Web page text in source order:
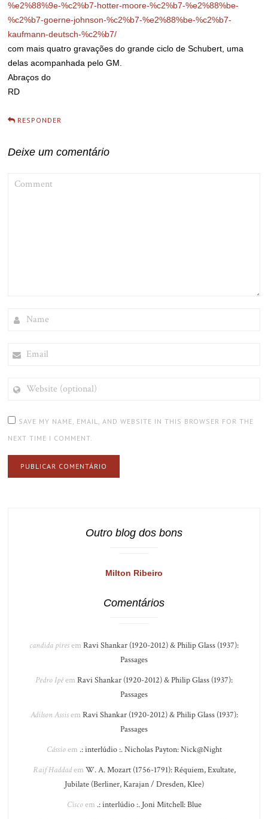
%e2%88%9e-%c2%b7-hotter-moore-%c2%b7-%e2%88%be-
%c2%b7-goerne-johnson-%c2%b7-%e2%88%be-%c2%b7-
kaufmann-deutsch-%c2%b7/
com mais quatro gravações do grande ciclo de Schubert, uma
delas acompanhada pelo GM.
Abraços do
RD
RESPONDER
Deixe um comentário
(OPTIONAL)
SAVE MY NAME, EMAIL, AND WEBSITE IN THIS BROWSER FOR THE
NEXT TIME I COMMENT.
Outro blog dos bons
Milton Ribeiro
Comentários
candida piresem Ravi Shankar (1920-2012) & Philip Glass (1937):
Passages
Pedro Ipêem Ravi Shankar (1920-2012) & Philip Glass (1937):
Passages
Adilson Assisem Ravi Shankar (1920-2012) & Philip Glass (1937):
Passages
Cássioem .: interlúdio :. Nicholas Payton: Nick@Night
Raif Haddadem W. A. Mozart (1756-1791): Réquiem, Exultate,
Jubilate (Berliner, Karajan / Dresden, Klee)
Ciscoem .: interlúdio :. Joni Mitchell: Blue